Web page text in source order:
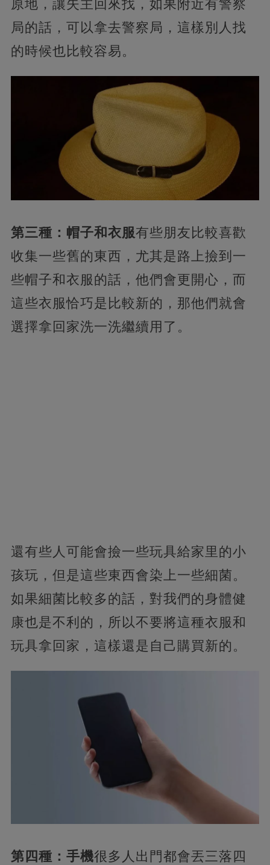
原地，讓失主回來找，如果附近有警察
局的話，可以拿去警察局，這樣別人找
的時候也比較容易。
第三種：帽子和衣服有些朋友比較喜歡
收集一些舊的東西，尤其是路上撿到一
些帽子和衣服的話，他們會更開心，而
這些衣服恰巧是比較新的，那他們就會
選擇拿回家洗一洗繼續用了。
還有些人可能會撿一些玩具給家里的小
孩玩，但是這些東西會染上一些細菌。
如果細菌比較多的話，對我們的身體健
康也是不利的，所以不要將這種衣服和
玩具拿回家，這樣還是自己購買新的。
第四種：手機很多人出門都會丟三落四